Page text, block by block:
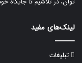
لینک‌های مفید
تبلیغات